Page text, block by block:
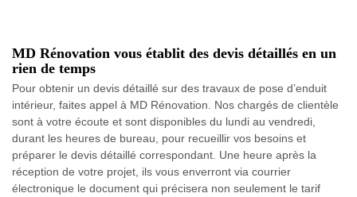
MD Rénovation vous établit des devis détaillés en un
rien de temps
Pour obtenir un devis détaillé sur des travaux de pose d’enduit
intérieur, faites appel à MD Rénovation. Nos chargés de clientèle
sont à votre écoute et sont disponibles du lundi au vendredi,
durant les heures de bureau, pour recueillir vos besoins et
préparer le devis détaillé correspondant. Une heure après la
réception de votre projet, ils vous enverront via courrier
électronique le document qui précisera non seulement le tarif